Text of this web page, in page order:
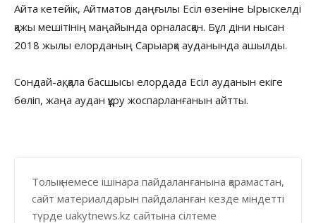
Айта кетейік, Айтматов даңғылы Есіл өзеніне Ырыскелді
қажы мешітінің маңайында орналасқан. Бұл діни нысан
2018 жылы елорданың Сарыарқа ауданында ашылды.
Сондай-ақ, қала басшысы елордада Есіл ауданын екіге
бөліп, жаңа аудан құру жоспарланғанын айтты.
Толық немесе ішінара пайдаланғанына қарамастан,
сайт материалдарын пайдаланған кезде міндетті
түрде uakytnews.kz сайтына сілтеме